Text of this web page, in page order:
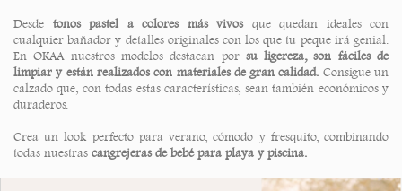
Desde tonos pastel a colores más vivosque quedan ideales con
cualquier bañador y detalles originales con los que tu peque irá genial.
En OKAA nuestros modelos destacan por su ligereza, son fáciles de
limpiar y están realizados con materiales de gran calidad. Consigue un
calzado que, con todas estas características, sean también económicos y
duraderos.
Crea un look perfecto para verano, cómodo y fresquito, combinando
todas nuestras cangrejeras de bebé para playa y piscina.